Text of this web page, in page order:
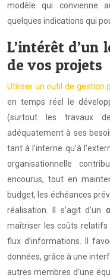
modèle qui convienne
quelques indications qui
L’intérêt d’un
de vos projets
Utiliser un outil de gestion
en temps réel le
(surtout les travaux
adéquatement à ses
tant à l’interne qu’à
organisationnelle
encourus, tout en
budget, les échéances
réalisation. Il s’agit d’un
maîtriser les coûts
flux d’informations. Il
données, grâce à une
autres membres d’une